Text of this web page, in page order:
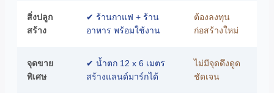
สิ่งปลูก
สร้าง
✔ ร้านกาแฟ + ร้าน
อาหาร พร้อมใช้งาน
ต้องลงทุน
ก่อสร้างใหม่
จุดขาย
พิเศษ
✔ น้ำตก 12 x 6 เมตร
สร้างแลนด์มาร์กได้
ไม่มีจุดดึงดูด
ชัดเจน